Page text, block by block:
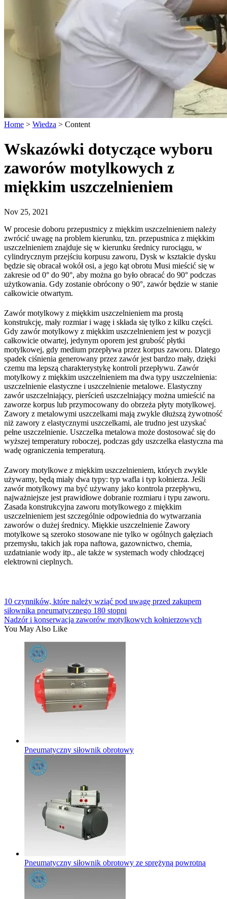
Home > Wiedza > Content
Wskazówki dotyczące wyboru
zaworów motylkowych z
miękkim uszczelnieniem
Nov 25, 2021
W procesie doboru przepustnicy z miękkim uszczelnieniem należy
zwrócić uwagę na problem kierunku, tzn. przepustnica z miękkim
uszczelnieniem znajduje się w kierunku średnicy rurociągu, w
cylindrycznym przejściu korpusu zaworu, Dysk w kształcie dysku
będzie się obracał wokół osi, a jego kąt obrotu Musi mieścić się w
zakresie od 0° do 90°, aby można go było obracać do 90° podczas
użytkowania. Gdy zostanie obrócony o 90°, zawór będzie w stanie
całkowicie otwartym.
Zawór motylkowy z miękkim uszczelnieniem ma prostą
konstrukcję, mały rozmiar i wagę i składa się tylko z kilku części.
Gdy zawór motylkowy z miękkim uszczelnieniem jest w pozycji
całkowicie otwartej, jedynym oporem jest grubość płytki
motylkowej, gdy medium przepływa przez korpus zaworu. Dlatego
spadek ciśnienia generowany przez zawór jest bardzo mały, dzięki
czemu ma lepszą charakterystykę kontroli przepływu. Zawór
motylkowy z miękkim uszczelnieniem ma dwa typy uszczelnienia:
uszczelnienie elastyczne i uszczelnienie metalowe. Elastyczny
zawór uszczelniający, pierścień uszczelniający można umieścić na
zaworze korpus lub przymocowany do obrzeża płyty motylkowej.
Zawory z metalowymi uszczelkami mają zwykle dłuższą żywotność
niż zawory z elastycznymi uszczelkami, ale trudno jest uzyskać
pełne uszczelnienie. Uszczelka metalowa może dostosować się do
wyższej temperatury roboczej, podczas gdy uszczelka elastyczna ma
wadę ograniczenia temperaturą.
Zawory motylkowe z miękkim uszczelnieniem, których zwykle
używamy, będą miały dwa typy: typ wafla i typ kołnierza. Jeśli
zawór motylkowy ma być używany jako kontrola przepływu,
najważniejsze jest prawidłowe dobranie rozmiaru i typu zaworu.
Zasada konstrukcyjna zaworu motylkowego z miękkim
uszczelnieniem jest szczególnie odpowiednia do wytwarzania
zaworów o dużej średnicy. Miękkie uszczelnienie Zawory
motylkowe są szeroko stosowane nie tylko w ogólnych gałęziach
przemysłu, takich jak ropa naftowa, gazownictwo, chemia,
uzdatnianie wody itp., ale także w systemach wody chłodzącej
elektrowni cieplnych.
10 czynników, które należy wziąć pod uwagę przed zakupem
siłownika pneumatycznego 180 stopni
Nadzór i konserwacja zaworów motylkowych kołnierzowych
You May Also Like
Pneumatyczny siłownik obrotowy
Pneumatyczny siłownik obrotowy ze sprężyną powrotną